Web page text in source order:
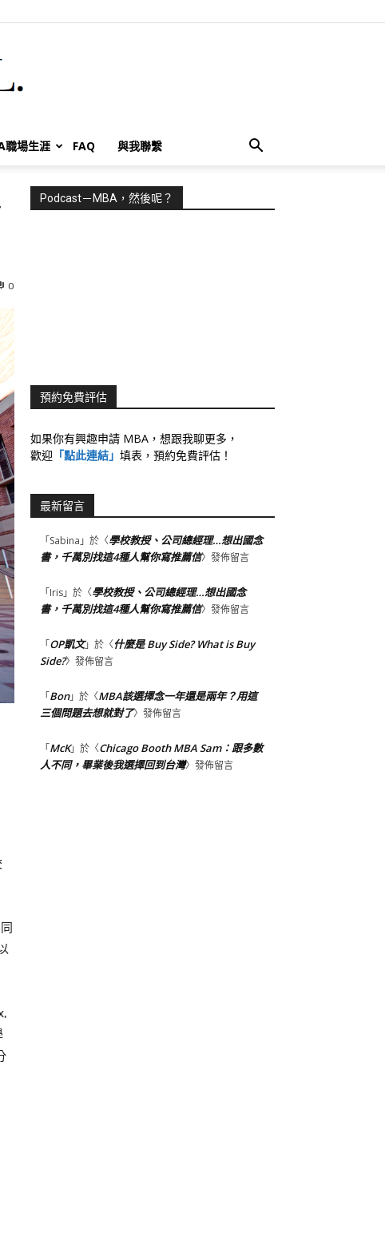
職場生涯 FAQ 與我聯繫
0
Podcast－MBA，然後呢？
預約免費評估
如果你有興趣申請 MBA，想跟我聊更多，
歡迎 「點此連結」 填表，預約免費評估！
最新留言
「Sabina 」於〈學校教授、公司總經理…想出國念
書，千萬別找這4種人幫你寫推薦信〉發佈留言
「Iris」於〈學校教授、公司總經理…想出國念
書，千萬別找這4種人幫你寫推薦信〉發佈留言
「OP凱文」於〈什麼是 Buy Side? What is Buy
Side?〉發佈留言
「Bon」於〈MBA該選擇念一年還是兩年？用這
三個問題去想就對了〉發佈留言
「McK」於〈Chicago Booth MBA Sam：跟多數
人不同，畢業後我選擇回到台灣〉發佈留言